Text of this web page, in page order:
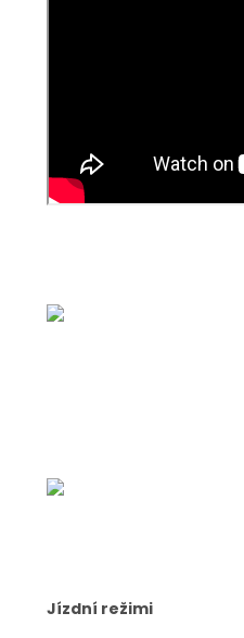
Jízdní režimi